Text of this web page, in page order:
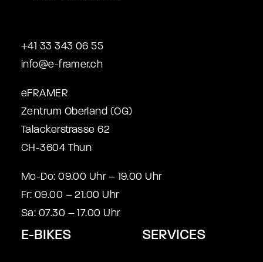
+41 33 343 06 55
info@e-framer.ch
eFRAMER
Zentrum Oberland (OG)
Talackerstrasse 62
CH-3604 Thun
Mo-Do: 09.00 Uhr – 19.00 Uhr
Fr: 09.00 – 21.00 Uhr
Sa: 07.30 – 17.00 Uhr
E-BIKES SERVICES